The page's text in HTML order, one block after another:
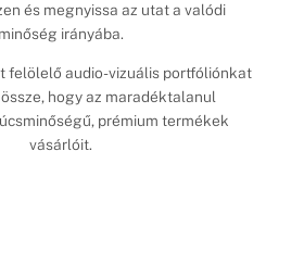
és megnyissa az utat a valódi
minőség irányába.
felölelő audio-vizuális portfóliónkat
hogy az maradéktalanul
prémium termékek
vásárlóit.